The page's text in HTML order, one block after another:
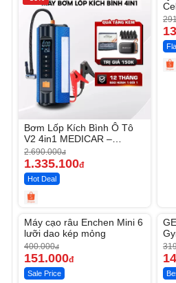
Bơm Lốp Kích Bình Ô Tô
V2 4in1 MEDICAR –
12.000mAh
2.690.000đ
1.335.100đ
Hot Deal
-62%
Máy cạo râu Enchen Mini 6
lưỡi dao kép mỏng
400.000đ
151.000đ
Sale Price
-